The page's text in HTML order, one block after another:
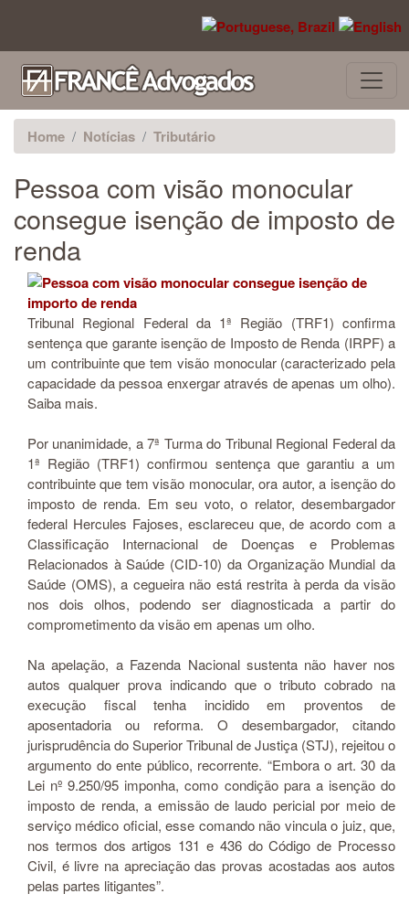
Home Notícias Tributário
Pessoa com visão monocular
consegue isenção de imposto de
renda
Tribunal Regional Federal da 1ª Região (TRF1) confirma
sentença que garante isenção de Imposto de Renda (IRPF) a
um contribuinte que tem visão monocular (caracterizado pela
capacidade da pessoa enxergar através de apenas um olho).
Saiba mais.
Por unanimidade, a 7ª Turma do Tribunal Regional Federal da
1ª Região (TRF1) confirmou sentença que garantiu a um
contribuinte que tem visão monocular, ora autor, a isenção do
imposto de renda. Em seu voto, o relator, desembargador
federal Hercules Fajoses, esclareceu que, de acordo com a
Classificação Internacional de Doenças e Problemas
Relacionados à Saúde (CID-10) da Organização Mundial da
Saúde (OMS), a cegueira não está restrita à perda da visão
nos dois olhos, podendo ser diagnosticada a partir do
comprometimento da visão em apenas um olho.
Na apelação, a Fazenda Nacional sustenta não haver nos
autos qualquer prova indicando que o tributo cobrado na
execução fiscal tenha incidido em proventos de
aposentadoria ou reforma. O desembargador, citando
jurisprudência do Superior Tribunal de Justiça (STJ), rejeitou o
argumento do ente público, recorrente. “Embora o art. 30 da
Lei nº 9.250/95 imponha, como condição para a isenção do
imposto de renda, a emissão de laudo pericial por meio de
serviço médico oficial, esse comando não vincula o juiz, que,
nos termos dos artigos 131 e 436 do Código de Processo
Civil, é livre na apreciação das provas acostadas aos autos
pelas partes litigantes”.